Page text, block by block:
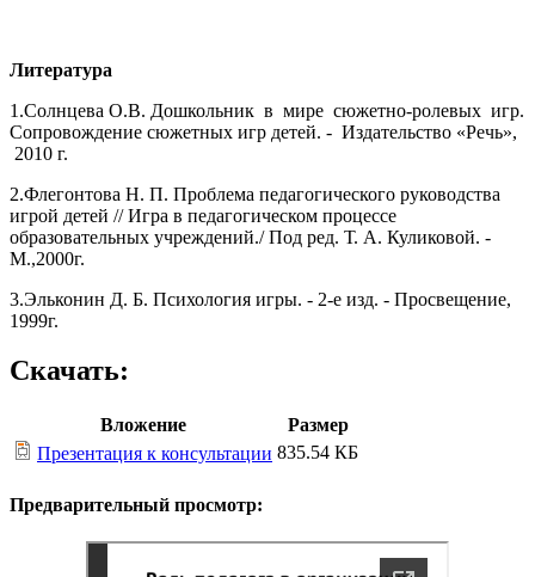
Литература
1.Солнцева О.В. Дошкольник в мире сюжетно-ролевых игр.
Сопровождение сюжетных игр детей. - Издательство «Речь»,
2010 г.
2.Флегонтова Н. П. Проблема педагогического руководства
игрой детей // Игра в педагогическом процессе
образовательных учреждений./ Под ред. Т. А. Куликовой. -
М.,2000г.
3.Эльконин Д. Б. Психология игры. - 2-е изд. - Просвещение,
1999г.
Скачать:
Вложение
Размер
Презентация к консультации 835.54 КБ
Предварительный просмотр: